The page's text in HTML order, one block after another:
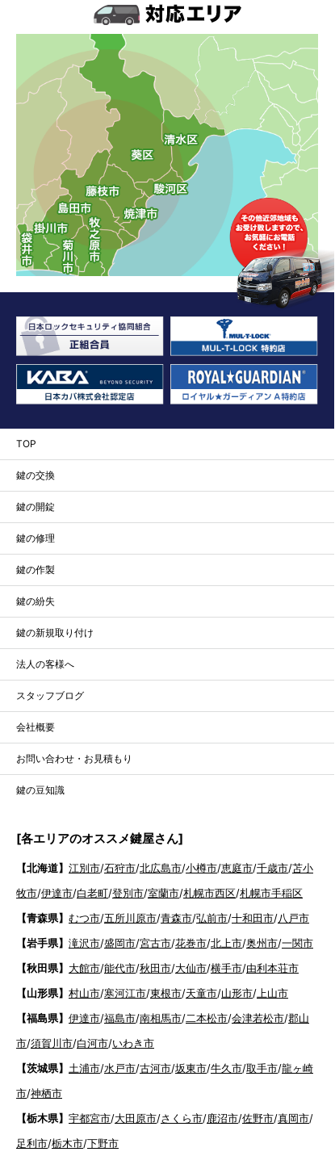
TOP
鍵の交換
鍵の開錠
鍵の修理
鍵の作製
鍵の紛失
鍵の新規取り付け
法人の客様へ
スタッフブログ
会社概要
お問い合わせ・お見積もり
鍵の豆知識
[各エリアのオススメ鍵屋さん]
【北海道】 江別市/石狩市/北広島市/小樽市/恵庭市/千歳市/苫小
牧市/伊達市/白老町/登別市/室蘭市/札幌市西区/札幌市手稲区
【青森県】 むつ市/五所川原市/青森市/弘前市/十和田市/八戸市
【岩手県】 滝沢市/盛岡市/宮古市/花巻市/北上市/奥州市/一関市
【秋田県】 大館市/能代市/秋田市/大仙市/横手市/由利本荘市
【山形県】 村山市/寒河江市/東根市/天童市/山形市/ 上山市
【福島県】 伊達市/福島市/南相馬市/二本松市/会津若松市/郡山
市/須賀川市/白河市/いわき市
【茨城県】 土浦市/水戸市/古河市/坂東市/牛久市/取手市/龍ヶ崎
市/神栖市
【栃木県】 宇都宮市/大田原市/さくら市/鹿沼市/佐野市/真岡市/
足利市/栃木市/下野市